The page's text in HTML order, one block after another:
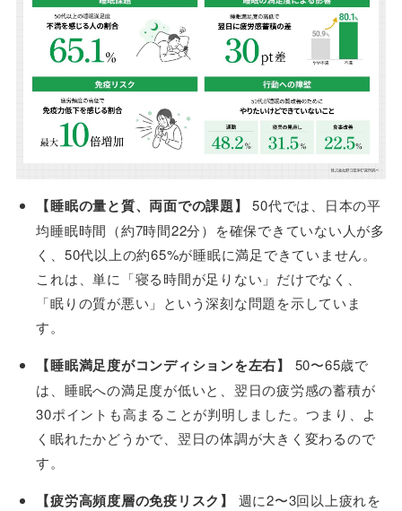
【睡眠の量と質、両面での課題】
50代では、日本の平
均睡眠時間（約7時間22分）を確保できていない人が多
く、50代以上の約65%が睡眠に満足できていません。
これは、単に「寝る時間が足りない」だけでなく、
「眠りの質が悪い」という深刻な問題を示していま
す。
【睡眠満足度がコンディションを左右】
50〜65歳で
は、睡眠への満足度が低いと、翌日の疲労感の蓄積が
30ポイントも高まることが判明しました。つまり、よ
く眠れたかどうかで、翌日の体調が大きく変わるので
す。
【疲労高頻度層の免疫リスク】
週に2〜3回以上疲れを